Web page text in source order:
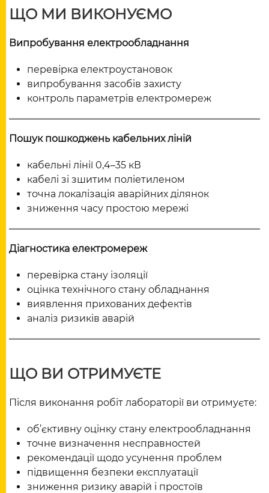
ЩО МИ ВИКОНУЄМО
Випробування електрообладнання
перевірка електроустановок
випробування засобів захисту
контроль параметрів електромереж
Пошук пошкоджень кабельних ліній
кабельні лінії 0,4–35 кВ
кабелі зі зшитим поліетиленом
точна локалізація аварійних ділянок
зниження часу простою мережі
Діагностика електромереж
перевірка стану ізоляції
оцінка технічного стану обладнання
виявлення прихованих дефектів
аналіз ризиків аварій
ЩО ВИ ОТРИМУЄТЕ
Після виконання робіт лабораторії ви отримуєте:
об’єктивну оцінку стану електрообладнання
точне визначення несправностей
рекомендації щодо усунення проблем
підвищення безпеки експлуатації
зниження ризику аварій і простоїв